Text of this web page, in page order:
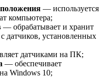
— используется
компьютера;
— обрабатывает и хранит
установленных
датчиками на ПК;
— обеспечивает
Windows 10;